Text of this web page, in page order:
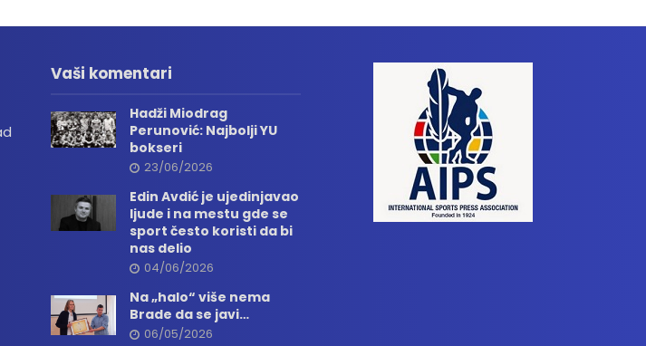
Vaši komentari
Hadži Miodrag
Perunović: Najbolji YU
bokseri
23/06/2026
Edin Avdić je ujedinjavao
ljude i na mestu gde se
sport često koristi da bi
nas delio
04/06/2026
Na „halo“ više nema
Brade da se javi…
06/05/2026